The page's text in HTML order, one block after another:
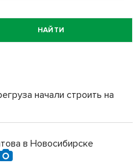
НАЙТИ
начали строить на
в Новосибирске